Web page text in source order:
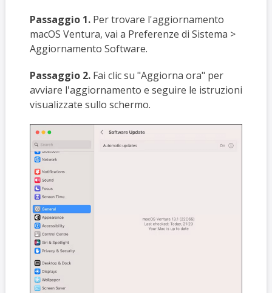
Passaggio 1.Per trovare l'aggiornamento
macOS Ventura, vai a Preferenze di Sistema >
Aggiornamento Software.
Passaggio 2.Fai clic su "Aggiorna ora" per
avviare l'aggiornamento e seguire le istruzioni
visualizzate sullo schermo.